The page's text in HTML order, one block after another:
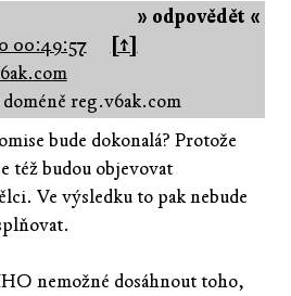
» odpovědět «
00:49:57
[↑]
reg.v6ak.com
bude dokonalá? Protože
též budou objevovat
Ve výsledku to pak nebude
nemožné dosáhnout toho,